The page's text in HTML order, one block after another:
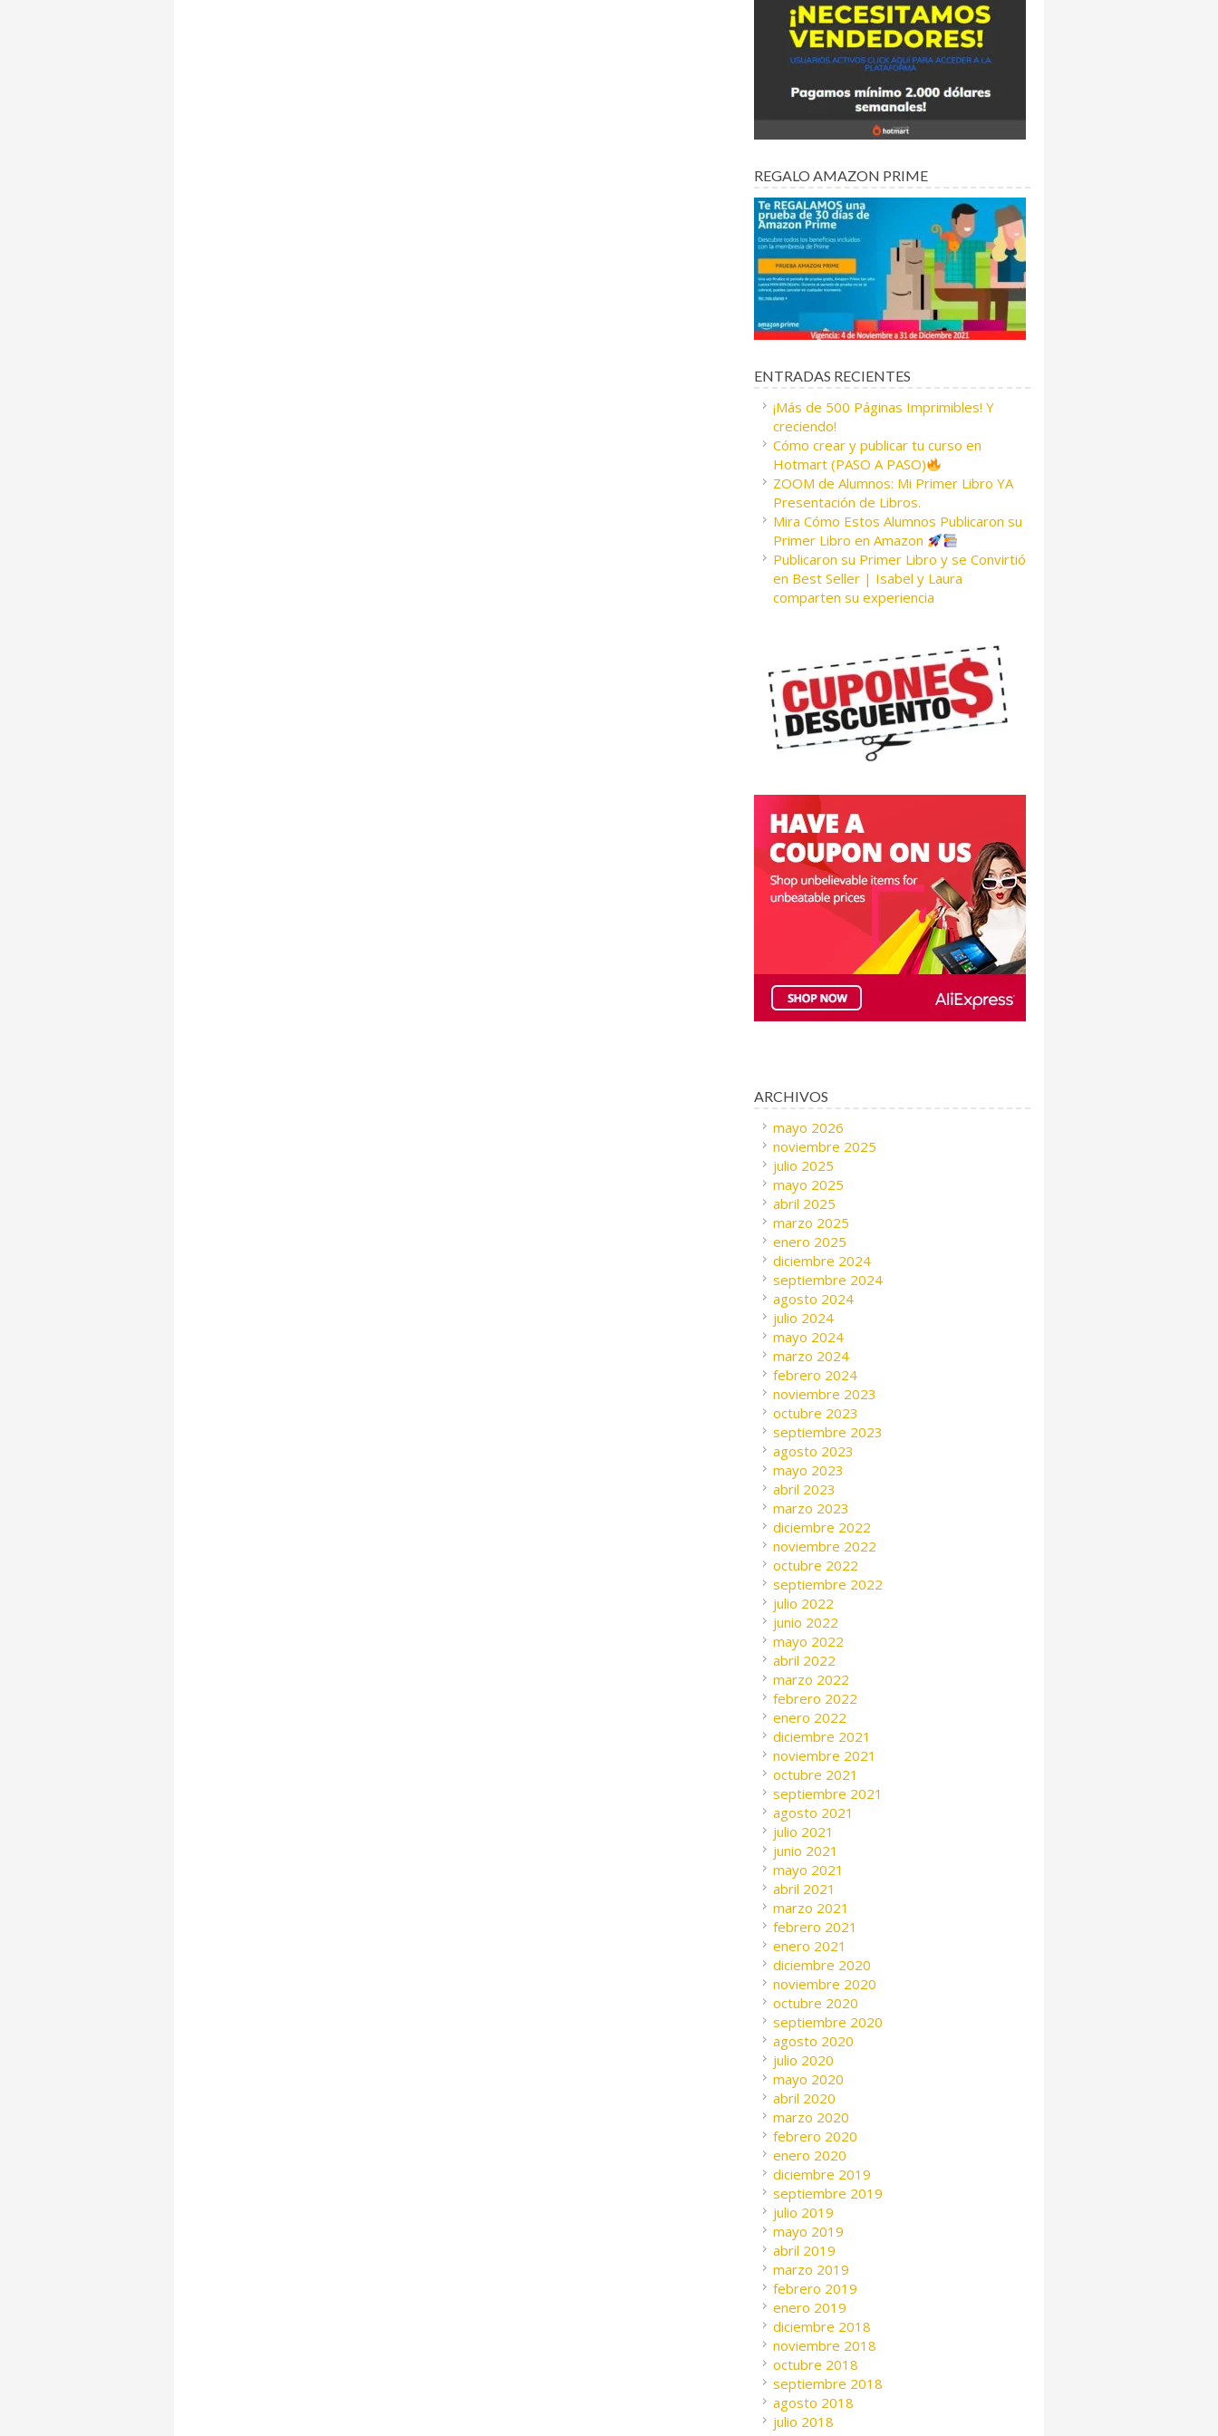
REGALO AMAZON PRIME
ENTRADAS RECIENTES
¡Más de 500 Páginas Imprimibles! Y
creciendo!
Cómo crear y publicar tu curso en
Hotmart (PASO A PASO)
ZOOM de Alumnos: Mi Primer Libro YA
Presentación de Libros.
Mira Cómo Estos Alumnos Publicaron su
Primer Libro en Amazon
Publicaron su Primer Libro y se Convirtió
en Best Seller | Isabel y Laura
comparten su experiencia
ARCHIVOS
mayo 2026
noviembre 2025
julio 2025
mayo 2025
abril 2025
marzo 2025
enero 2025
diciembre 2024
septiembre 2024
agosto 2024
julio 2024
mayo 2024
marzo 2024
febrero 2024
noviembre 2023
octubre 2023
septiembre 2023
agosto 2023
mayo 2023
abril 2023
marzo 2023
diciembre 2022
noviembre 2022
octubre 2022
septiembre 2022
julio 2022
junio 2022
mayo 2022
abril 2022
marzo 2022
febrero 2022
enero 2022
diciembre 2021
noviembre 2021
octubre 2021
septiembre 2021
agosto 2021
julio 2021
junio 2021
mayo 2021
abril 2021
marzo 2021
febrero 2021
enero 2021
diciembre 2020
noviembre 2020
octubre 2020
septiembre 2020
agosto 2020
julio 2020
mayo 2020
abril 2020
marzo 2020
febrero 2020
enero 2020
diciembre 2019
septiembre 2019
julio 2019
mayo 2019
abril 2019
marzo 2019
febrero 2019
enero 2019
diciembre 2018
noviembre 2018
octubre 2018
septiembre 2018
agosto 2018
julio 2018